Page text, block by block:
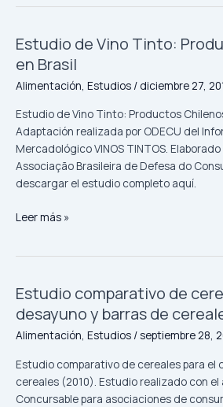
Estudio de Vino Tinto:
en Brasil
Alimentación, Estudios / diciembre 27,
Estudio de Vino Tinto: Productos
Adaptación realizada por ODECU del
Mercadológico VINOS TINTOS.
Associação Brasileira de Defesa do
descargar el estudio completo aquí.
Estudio
de
Tinto:
Productos
Chilenos
en
Brasil
Leer más »
Estudio comparativo de
desayuno y barras de
Alimentación, Estudios / septiembre 28,
Estudio comparativo de cereales para el
cereales (2010). Estudio realizado con el
Concursable para asociaciones de
Estudio
comparativo
cereales
para
el
desayuno